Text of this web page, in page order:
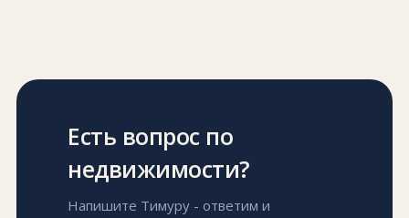
Есть вопрос по
недвижимости?
Напишите Тимуру - ответим и